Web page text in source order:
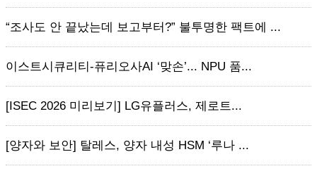
“조사도 안 끝났는데 보고부터?” 불투명한 팩트에 ...
이스트시큐리티-퓨리오사AI ‘맞손’... NPU 품...
[ISEC 2026 미리보기] LG유플러스, 제로트...
[양자와 보안] 탈레스, 양자 내성 HSM ‘루나 ...